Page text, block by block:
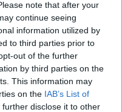
note that after your
continue seeing
information utilized by
to third parties prior to
out of the further
by third parties on the
This information may
on the IAB’s List of
further disclose it to other
2000 /2000
reCAPTCHA, ισχύουν
Google.